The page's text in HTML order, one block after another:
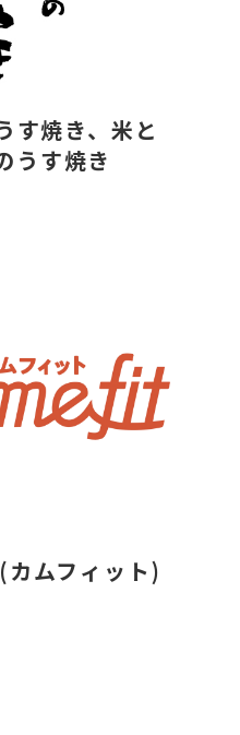
す焼き、米と
うす焼き
ムフィット)